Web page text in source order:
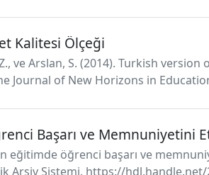
Kalitesi Ölçeği
ve Arslan, S. (2014). Turkish
Journal of New Horizons in
Başarı ve Memnuniyetini
eğitimde öğrenci başarı ve
Arşiv Sistemi. https://hdl.handle.net/